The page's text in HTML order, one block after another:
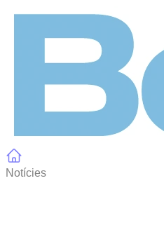
Notícies